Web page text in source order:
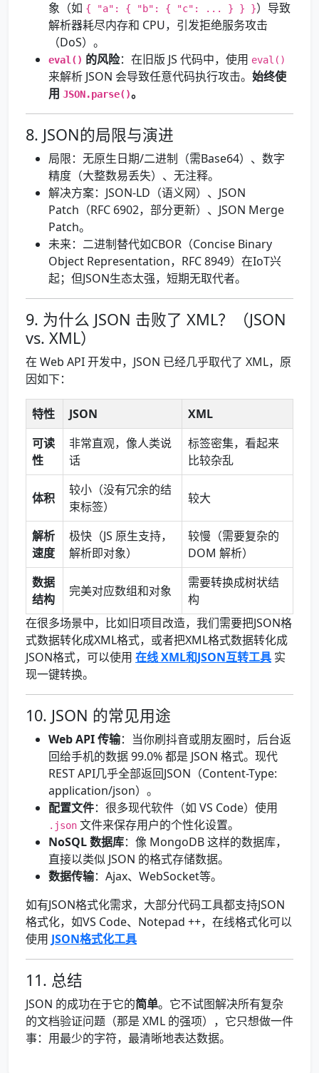
象（如 { "a": { "b": { "c": ... } } }）导致
解析器耗尽内存和 CPU，引发拒绝服务攻击
（DoS）。
eval() 的风险：在旧版 JS 代码中，使用 eval()
来解析 JSON 会导致任意代码执行攻击。 始终使
用 JSON.parse()。
8. JSON的局限与演进
局限：无原生日期/二进制（需Base64）、数字
精度（大整数易丢失）、无注释。
解决方案：JSON-LD（语义网）、JSON
Patch（RFC 6902，部分更新）、JSON Merge
Patch。
未来：二进制替代如CBOR（Concise Binary
Object Representation，RFC 8949）在IoT兴
起；但JSON生态太强，短期无取代者。
9. 为什么 JSON 击败了 XML？（JSON
vs. XML）
在 Web API 开发中，JSON 已经几乎取代了 XML，原
因如下：
特性 JSON
XML
可读
性
非常直观，像人类说
话
标签密集，看起来
比较杂乱
体积
较小（没有冗余的结
束标签）
较大
解析
速度
极快（JS 原生支持，
解析即对象）
较慢（需要复杂的
DOM 解析）
数据
结构
完美对应数组和对象
需要转换成树状结
构
在很多场景中，比如旧项目改造，我们需要把JSON格
式数据转化成XML格式，或者把XML格式数据转化成
JSON格式，可以使用 在线 XML和JSON互转工具 实
现一键转换。
10. JSON 的常见用途
Web API 传输：当你刷抖音或朋友圈时，后台返
回给手机的数据 99.0% 都是 JSON 格式。现代
REST API几乎全部返回JSON（Content-Type:
application/json）。
配置文件：很多现代软件（如 VS Code）使用
.json 文件来保存用户的个性化设置。
NoSQL 数据库：像 MongoDB 这样的数据库，
直接以类似 JSON 的格式存储数据。
数据传输：Ajax、WebSocket等。
如有JSON格式化需求，大部分代码工具都支持JSON
格式化，如VS Code、Notepad ++，在线格式化可以
使用 JSON格式化工具
11. 总结
JSON 的成功在于它的简单。它不试图解决所有复杂
的文档验证问题（那是 XML 的强项），它只想做一件
事：用最少的字符，最清晰地表达数据。